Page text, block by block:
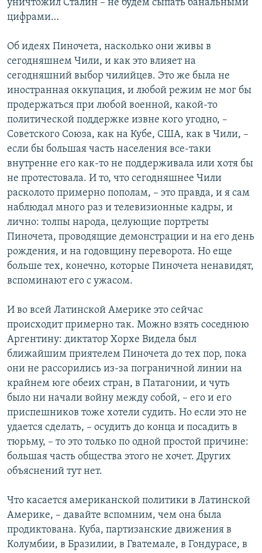
уничтожил Сталин – не будем сыпать банальными
цифрами…
Об идеях Пиночета, насколько они живы в
сегодняшнем Чили, и как это влияет на
сегодняшний выбор чилийцев. Это же была не
иностранная оккупация, и любой режим не мог бы
продержаться при любой военной, какой-то
политической поддержке извне кого угодно, –
Советского Союза, как на Кубе, США, как в Чили, –
если бы большая часть населения все-таки
внутренне его как-то не поддерживала или хотя бы
не протестовала. И то, что сегодняшнее Чили
расколото примерно пополам, – это правда, и я сам
наблюдал много раз и телевизионные кадры, и
лично: толпы народа, целующие портреты
Пиночета, проводящие демонстрации и на его день
рождения, и на годовщину переворота. Но еще
больше тех, конечно, которые Пиночета ненавидят,
вспоминают его с ужасом.
И во всей Латинской Америке это сейчас
происходит примерно так. Можно взять соседнюю
Аргентину: диктатор Хорхе Видела был
ближайшим приятелем Пиночета до тех пор, пока
они не рассорились из-за пограничной линии на
крайнем юге обеих стран, в Патагонии, и чуть
было ни начали войну между собой, – его и его
приспешников тоже хотели судить. Но если это не
удается сделать, – осудить до конца и посадить в
тюрьму, – то это только по одной простой причине:
большая часть общества этого не хочет. Других
объяснений тут нет.
Что касается американской политики в Латинской
Америке, – давайте вспомним, чем она была
продиктована. Куба, партизанские движения в
Колумбии, в Бразилии, в Гватемале, в Гондурасе, в